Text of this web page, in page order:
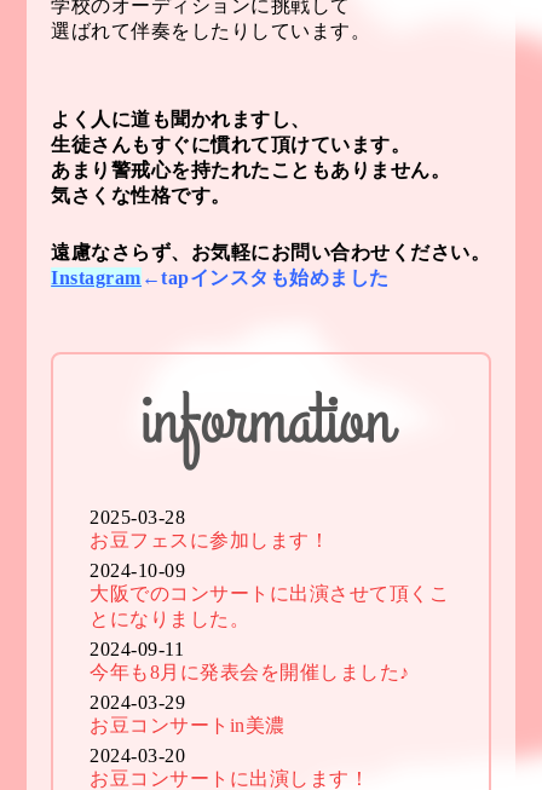
学校のオーディションに挑戦して
選ばれて伴奏をしたりしています。
よく人に道も聞かれますし、
生徒さんもすぐに慣れて頂けています。
あまり警戒心を持たれたこともありません。
気さくな性格です。
遠慮なさらず、お気軽にお問い合わせください。
Instagram ←tapインスタも始めました
2025-03-28
お豆フェスに参加します！
2024-10-09
大阪でのコンサートに出演させて頂くこ
とになりました。
2024-09-11
今年も8月に発表会を開催しました♪
2024-03-29
お豆コンサートin美濃
2024-03-20
お豆コンサートに出演します！